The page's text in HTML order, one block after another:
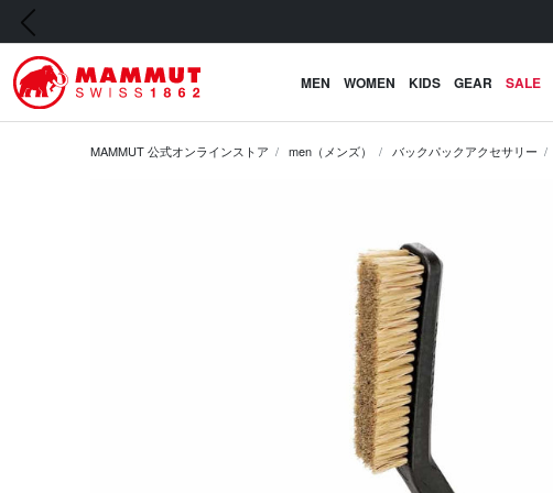
前の画像
MEN WOMEN KIDS GEAR SALE
MAMMUT 公式オンラインストア men（メンズ） バックパックアクセサリー